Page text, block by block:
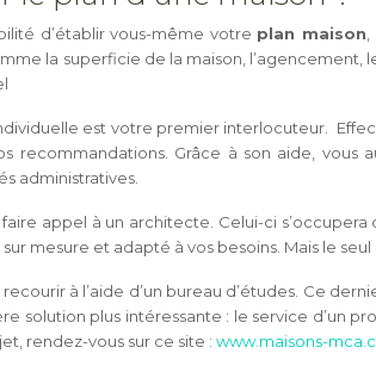
d’établir vous-même votre plan maison
la superficie de la maison,
est votre premier interlocuteur.
Grâce à son aide, vous
administratives.
appel à un architecte. Celui-ci
mesure et adapté à vos besoins. Mais le
recourir à l’aide d’un bureau d’études. Ce
solution plus intéressante : le service d’un
rendez-vous sur ce site : www.maisons-